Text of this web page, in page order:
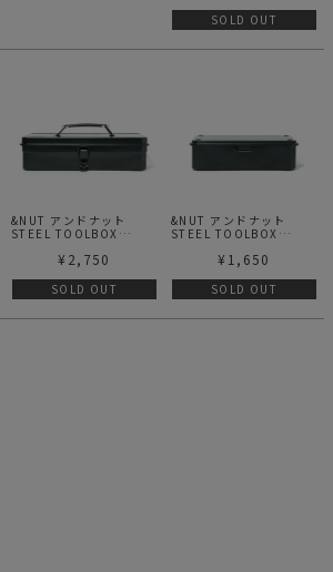
SOLD OUT
&NUT アンドナット
STEEL TOOLBOX
GOODS / 収納用品
¥ 2,750
SOLD OUT
&NUT アンドナット
STEEL TOOLBOX
¥ 1,650
SOLD OUT